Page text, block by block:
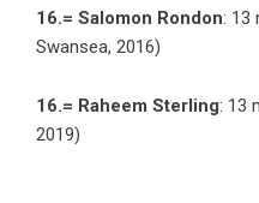
16.= Salomon Rondon: 13
Swansea, 2016)
16.= Raheem Sterling: 13
2019)